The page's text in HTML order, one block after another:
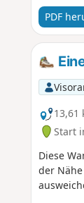
PDF
13,61
Start
Diese
der